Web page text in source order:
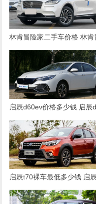
林肯冒险家二手车价格 林肯
家保值率怎么样（前五年保
47%）
启辰d60ev价格多少钱 启辰
ev落地价格多少（大概13.65
元起）
启辰t70裸车最低多少钱 启
落地价全款多少（大概